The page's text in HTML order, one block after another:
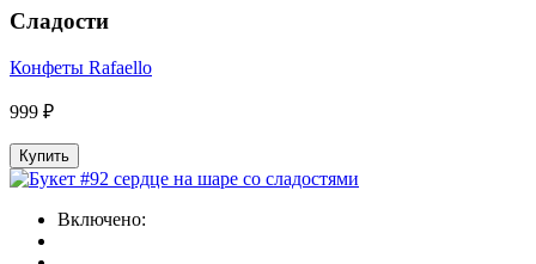
Сладости
Конфеты Rafaello
999 ₽
Купить
Включено: